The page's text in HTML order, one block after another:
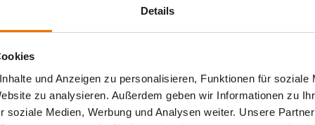
Details
und Anzeigen zu personalisieren, Funktionen für soziale
zu analysieren. Außerdem geben wir Informationen zu
soziale Medien, Werbung und Analysen weiter. Unsere
para plantas de biogás, depuradoras y